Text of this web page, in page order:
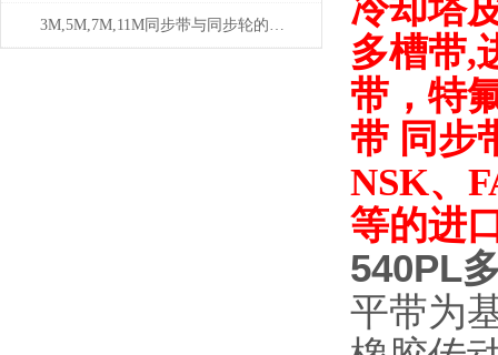
3M,5M,7M,11M同步带与同步轮的全面解说
冷却塔
多槽带,
带，特
带 同步
NSK、
等的进
540PL
平带为